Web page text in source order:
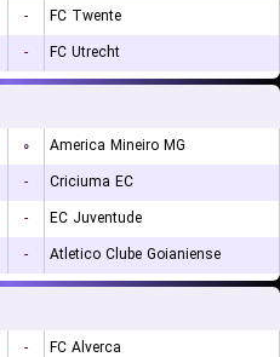
-
FC Twente
- FC Utrecht
۰
America Mineiro MG
-
Criciuma EC
-
EC Juventude
- Atletico Clube Goianiense
-
FC Alverca